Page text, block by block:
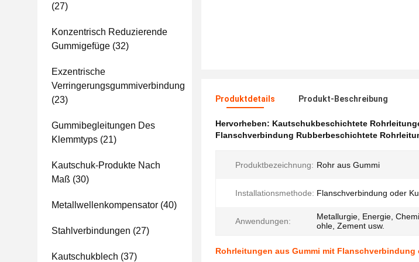
(27)
Konzentrisch Reduzierende
Gummigefüge (32)
Exzentrische
Verringerungsgummiverbindung
(23)
Gummibegleitungen Des
Klemmtyps (21)
Kautschuk-Produkte Nach
Maß (30)
Metallwellenkompensator (40)
Stahlverbindungen (27)
Kautschukblech (37)
Produktdetails Produkt-Beschreibung
Hervorheben: Kautschukbeschichtete
Flanschverbindung Rubberbeschichtete
Produktbezeichnung: Rohr aus Gummi
Installationsmethode: Flanschverbindung oder
Anwendungen:
Metallurgie, Energie,
ohle, Zement usw.
Rohrleitungen aus Gummi mit Flanschverbindung